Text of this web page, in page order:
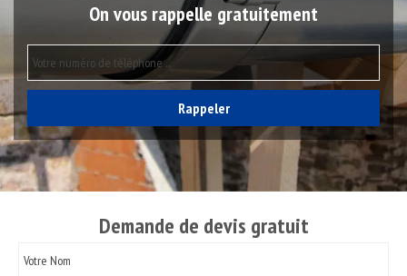
On vous rappelle gratuitement
Demande de devis gratuit